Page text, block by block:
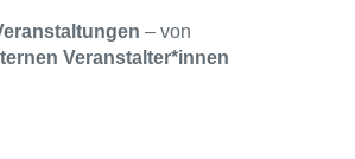
– von
Veranstalter*innen